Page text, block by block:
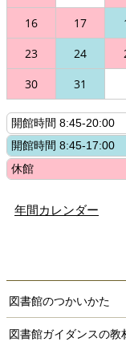
16
17
23
24
30
31
年間カレンダー
図書館のつかいかた
図書館ガイダンスの教